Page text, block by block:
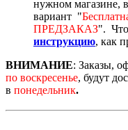
нужном магазине,
вариант "
ПРЕДЗАКАЗ".
инструкцию, как
ВНИМАНИЕ: Заказы,
по воскресенье, будут
в понедельник.